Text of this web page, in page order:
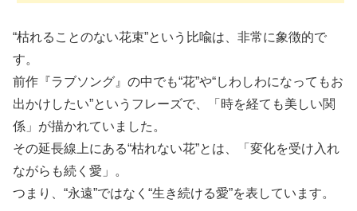
“枯れることのない花束”という比喩は、非常に象徴的で
す。
前作『ラブソング』の中でも“花”や“しわしわになってもお
出かけしたい”というフレーズで、「時を経ても美しい関
係」が描かれていました。
その延長線上にある“枯れない花”とは、「変化を受け入れ
ながらも続く愛」。
つまり、“永遠”ではなく“生き続ける愛”を表しています。